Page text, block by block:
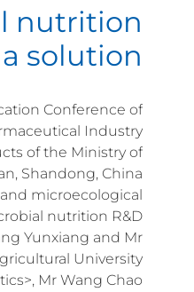
nutrition
solution
Conference of
Industry
of the Ministry of
Shandong, China.
microecological
nutrition R&D
Yunxiang and Mr
University.
Mr Wang Chao